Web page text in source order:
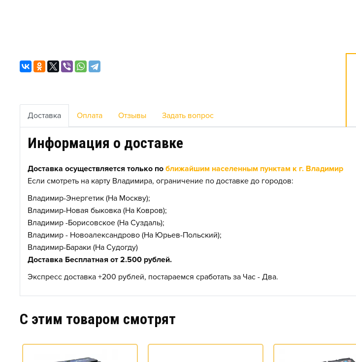
Доставка Оплата Отзывы Задать вопрос
Информация о доставке
Доставка осуществляется только по ближайшим населенным пунктам к г. Владимир
Если смотреть на карту Владимира, ограничение по доставке до городов:
Владимир-Энергетик (На Москву);
Владимир-Новая быковка (На Ковров);
Владимир -Борисовское (На Суздаль);
Владимир - Новоалександрово (На Юрьев-Польский);
Владимир-Бараки (На Судогду)
Доставка Бесплатная от 2.500 рублей.
Экспресс доставка +200 рублей, постараемся сработать за Час - Два.
C этим товаром смотрят